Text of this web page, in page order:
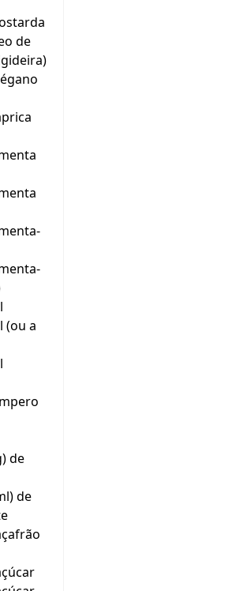
de
(ou a
de
de